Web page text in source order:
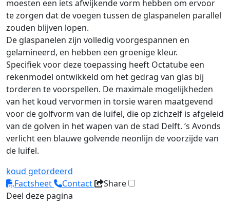
moesten een iets afwijkende vorm hebben om ervoor
te zorgen dat de voegen tussen de glaspanelen parallel
zouden blijven lopen.
De glaspanelen zijn volledig voorgespannen en
gelamineerd, en hebben een groenige kleur.
Specifiek voor deze toepassing heeft Octatube een
rekenmodel ontwikkeld om het gedrag van glas bij
torderen te voorspellen. De maximale mogelijkheden
van het koud vervormen in torsie waren maatgevend
voor de golfvorm van de luifel, die op zichzelf is afgeleid
van de golven in het wapen van de stad Delft. ‘s Avonds
verlicht een blauwe golvende neonlijn de voorzijde van
de luifel.
koud getordeerd
Factsheet
Contact
Share
Deel deze pagina